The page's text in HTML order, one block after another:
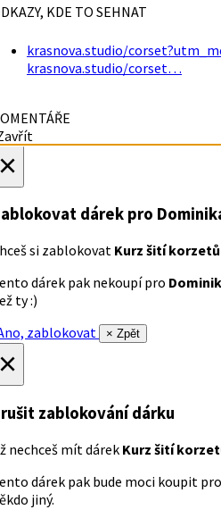
KDE TO SEHNAT
krasnova.studio/
krasnova.studio/corset…
dárek pro
si zablokovat Kurz šití korzetů
dárek pak nekoupí pro
ty :)
zablokovat
× Zpět
zablokování dárku
nechceš mít dárek Kurz šití
dárek pak bude moci koupit pro
jiný.